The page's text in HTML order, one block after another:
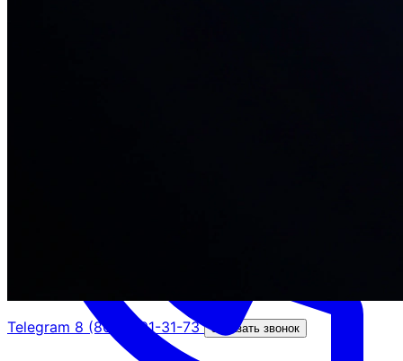
Telegram 8 (800) 201-31-73 Заказать звонок